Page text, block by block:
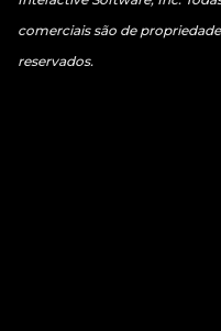
comerciais são de
reservados.